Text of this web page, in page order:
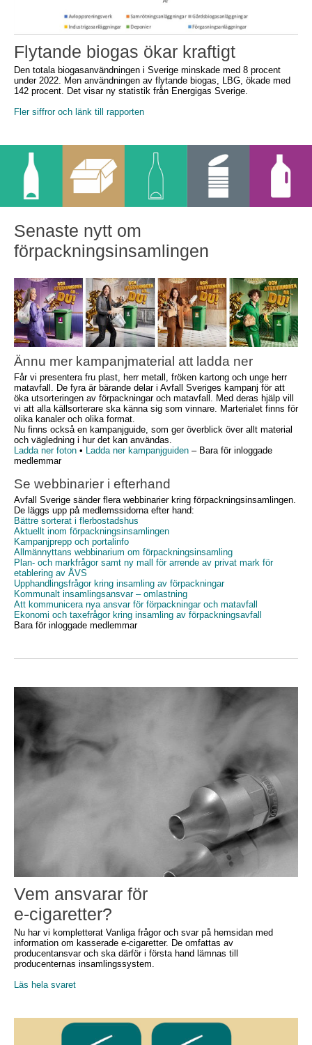
Flytande biogas ökar kraftigt
Den totala biogasanvändningen i Sverige minskade med 8 procent
under 2022. Men användningen av flytande biogas, LBG, ökade med
142 procent. Det visar ny statistik från Energigas Sverige.
Fler siffror och länk till rapporten
Senaste nytt om
förpackningsinsamlingen
Ännu mer kampanjmaterial att ladda ner
Får vi presentera fru plast, herr metall, fröken kartong och unge herr
matavfall. De fyra är bärande delar i Avfall Sveriges kampanj för att
öka utsorteringen av förpackningar och matavfall. Med deras hjälp vill
vi att alla källsorterare ska känna sig som vinnare. Marterialet finns för
olika kanaler och olika format.
Nu finns också en kampanjguide, som ger överblick över allt material
och vägledning i hur det kan användas.
Ladda ner foton • Ladda ner kampanjguiden – Bara för inloggade
medlemmar
Se webbinarier i efterhand
Avfall Sverige sänder flera webbinarier kring förpackningsinsamlingen.
De läggs upp på medlemssidorna efter hand:
Bättre sorterat i flerbostadshus
Aktuellt inom förpackningsinsamlingen
Kampanjprepp och portalinfo
Allmännyttans webbinarium om förpackningsinsamling
Plan- och markfrågor samt ny mall för arrende av privat mark för
etablering av ÅVS
Upphandlingsfrågor kring insamling av förpackningar
Kommunalt insamlingsansvar – omlastning
Att kommunicera nya ansvar för förpackningar och matavfall
Ekonomi och taxefrågor kring insamling av förpackningsavfall
Bara för inloggade medlemmar
Vem ansvarar för
e-cigaretter?
Nu har vi kompletterat Vanliga frågor och svar på hemsidan med
information om kasserade e-cigaretter. De omfattas av
producentansvar och ska därför i första hand lämnas till
producenternas insamlingssystem.
Läs hela svaret